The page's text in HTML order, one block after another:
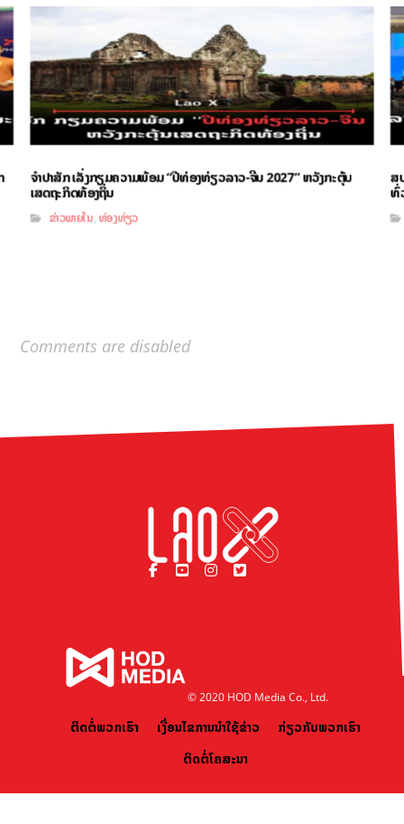
ຈຳປາສັກ ເລັ່ງກຽມຄວາມພ້ອມ “ປີທ່ອງທ່ຽວລາວ-ຈີນ 2027” ຫວັງກະຕຸ້ນ
ເສດຖະກິດທ້ອງຖິ່ນ
ຂ່າວພາຍໃນ ,ທ່ອງທ່ຽວ
ສ
ທົ່
Comments are disabled
© 2020 HOD Media Co., Ltd.
ຕິດຕໍ່ພວກເຮົາ ເງື່ອນໄຂການນຳໃຊ້ຂ່າວ
ກ່ຽວກັບພວກເຮົາ
ຕິດຕໍ່ໂຄສະນາ